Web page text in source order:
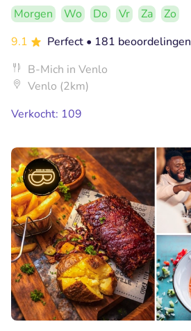
Morgen Wo Do Vr Za
Zo
9.1
Perfect • 181 beoordelingen
B-Mich in Venlo
Venlo (2km)
Verkocht: 109